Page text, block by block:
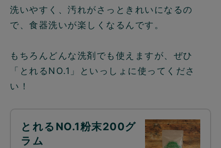
洗いやすく、汚れがさっときれいになるの
で、食器洗いが楽しくなるんです。
もちろんどんな洗剤でも使えますが、ぜひ
「とれるNO.1」といっしょに使ってくださ
い！
とれるNO.1粉末200グ
ラム